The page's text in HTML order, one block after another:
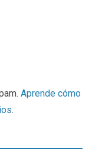
Aprende cómo
.